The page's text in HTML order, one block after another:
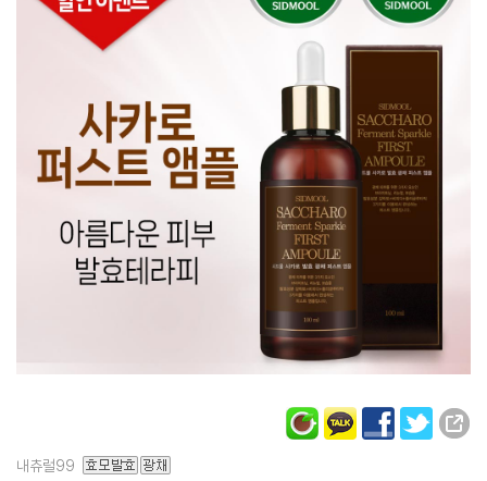
내츄럴99